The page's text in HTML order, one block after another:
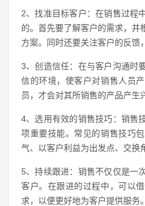
2、找准目标客户：在销售过程
的。首先要了解客户的需求，并
方案。同时还要关注客户的反馈
3、创造信任：在与客户沟通时
信的环境，使客户对销售人员
员，才会对其所销售的产品产生
4、选用有效的销售技巧：销售
项重要技能。常见的销售技巧
气、以客户利益为出发点、交换
5、持续跟进：销售不仅仅是一
客户。在跟进的过程中，可以
求，以便更好地为客户提供服务。